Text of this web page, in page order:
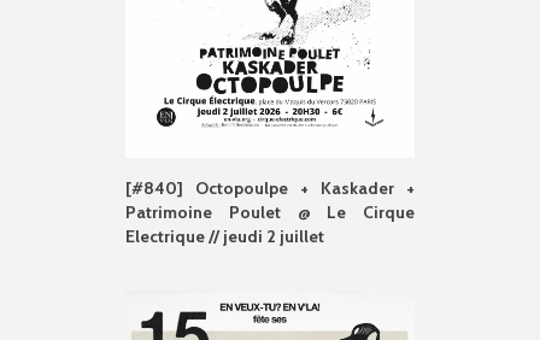
[#840] Octopoulpe + Kaskader +
Patrimoine Poulet @ Le Cirque
Electrique // jeudi 2 juillet